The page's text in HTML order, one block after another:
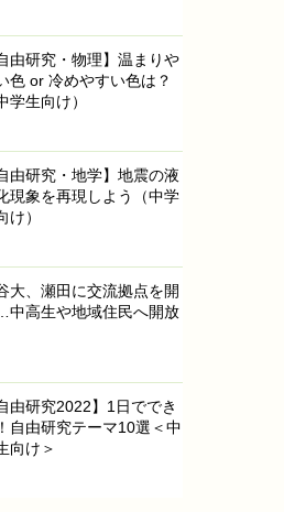
由研究・物理】温まりや
色 or 冷めやすい色は？
学生向け）
由研究・地学】地震の液
現象を再現しよう（中学
け）
大、瀬田に交流拠点を開
中高生や地域住民へ開放
由研究2022】1日ででき
自由研究テーマ10選＜中
向け＞